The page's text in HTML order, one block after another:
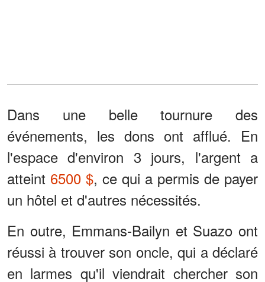
Dans une belle tournure des
événements, les dons ont afflué. En
l'espace d'environ 3 jours, l'argent a
atteint 6500 $, ce qui a permis de payer
un hôtel et d'autres nécessités.
En outre, Emmans-Bailyn et Suazo ont
réussi à trouver son oncle, qui a déclaré
en larmes qu'il viendrait chercher son